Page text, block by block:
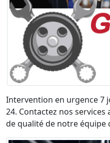
Intervention en urgence 7
24. Contactez nos
de qualité de notre équipe